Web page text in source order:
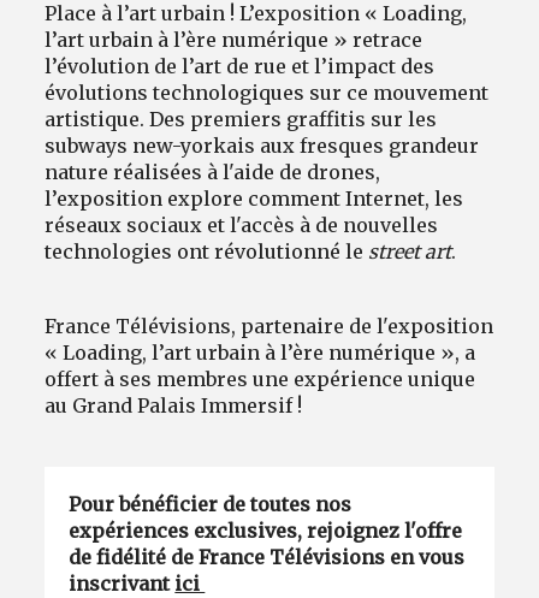
Place à l’art urbain ! L’exposition « Loading,
l’art urbain à l’ère numérique » retrace
l’évolution de l’art de rue et l’impact des
évolutions technologiques sur ce mouvement
artistique. Des premiers graffitis sur les
subways new-yorkais aux fresques grandeur
nature réalisées à l'aide de drones,
l’exposition explore comment Internet, les
réseaux sociaux et l'accès à de nouvelles
technologies ont révolutionné le street art.
France Télévisions, partenaire de l'exposition
« Loading, l’art urbain à l’ère numérique », a
offert à ses membres une expérience unique
au Grand Palais Immersif !
Pour bénéficier de toutes nos
expériences exclusives, rejoignez l'offre
de fidélité de France Télévisions en vous
inscrivant ici